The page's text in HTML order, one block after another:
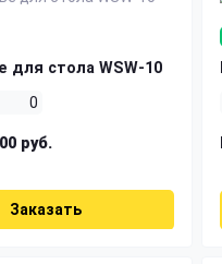
для стола WSW-10
0
руб.
Заказать